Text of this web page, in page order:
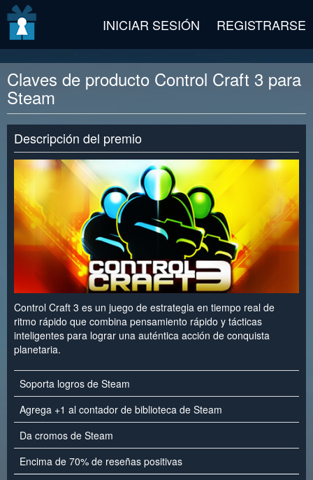
INICIAR SESIÓN REGISTRARSE
Claves de producto Control Craft 3 para
Steam
Descripción del premio
Control Craft 3 es un juego de estrategia en tiempo real de
ritmo rápido que combina pensamiento rápido y tácticas
inteligentes para lograr una auténtica acción de conquista
planetaria.
Soporta logros de Steam
Agrega +1 al contador de biblioteca de Steam
Da cromos de Steam
Encima de 70% de reseñas positivas